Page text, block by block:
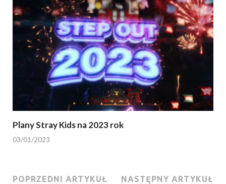
Plany Stray Kids na 2023 rok
03/01/2023
POPRZEDNI ARTYKUŁ NASTĘPNY ARTYKUŁ